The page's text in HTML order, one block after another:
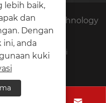
Yiruiyoupin Technology
Terpelihara.
XML Dasar Privasi
lebih baik,
dan
Dengan
anda
kuki